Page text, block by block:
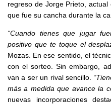
regreso de Jorge Prieto,
que fue su cancha durante la
“Cuando tienes que jugar
positivo que te toque el
Mozas. En ese sentido, el
con el sorteo. Sin embargo,
van a ser un rival sencillo.
más a medida que avance la
nuevas incorporaciones